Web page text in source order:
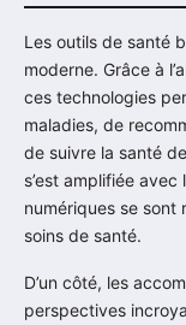
Les outils de santé
moderne. Grâce à
ces technologies
maladies, de
de suivre la santé
s’est amplifiée
numériques se sont
soins de santé.
D’un côté, les
perspectives